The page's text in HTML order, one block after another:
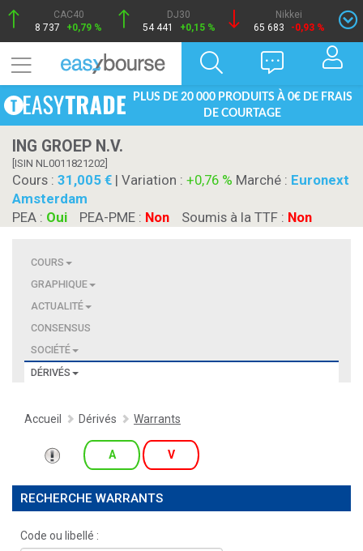
CAC40
8 737
+0,79 %
DJ30
54 441
+0,15 %
Nikkei
65 683
-0,93 %
PLUS DE 20 000 PRODUITS À 0€ DE FRAIS
DE COURTAGE
ING GROEP N.V.
[ISIN NL0011821202]
Cours : 31,005 | Variation : +0,76 % Marché : Euronext
Amsterdam
PEA : Oui PEA-PME : Non Soumis à la TTF : Non
COURS
GRAPHIQUE
ACTUALITÉ
CONSENSUS
SOCIÉTÉ
DÉRIVÉS
Accueil Dérivés Warrants
A V
RECHERCHE WARRANTS
Code ou libellé :